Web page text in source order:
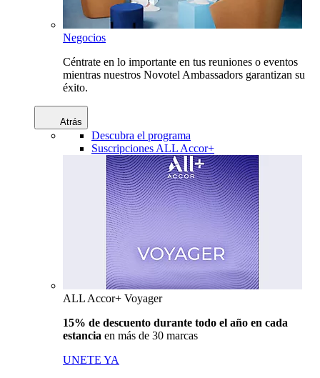
Negocios
Céntrate en lo importante en tus reuniones o eventos
mientras nuestros Novotel Ambassadors garantizan su
éxito.
Atrás
Descubra el programa
Suscripciones ALL Accor+
ALL Accor+ Voyager
15% de descuento durante todo el año en cada
estancia en más de 30 marcas
UNETE YA